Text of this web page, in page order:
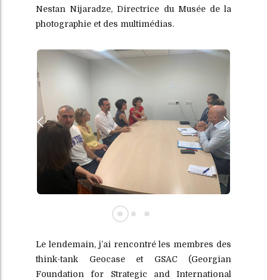
Nestan Nijaradze, Directrice du Musée de la
photographie et des multimédias.
Le lendemain, j’ai rencontré les membres des
think-tank Geocase et GSAC (Georgian
Foundation for Strategic and International